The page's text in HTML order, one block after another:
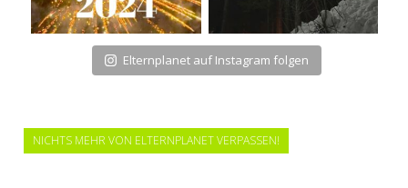
Elternplanet auf Instagram folgen
NICHTS MEHR VON ELTERNPLANET VERPASSEN!